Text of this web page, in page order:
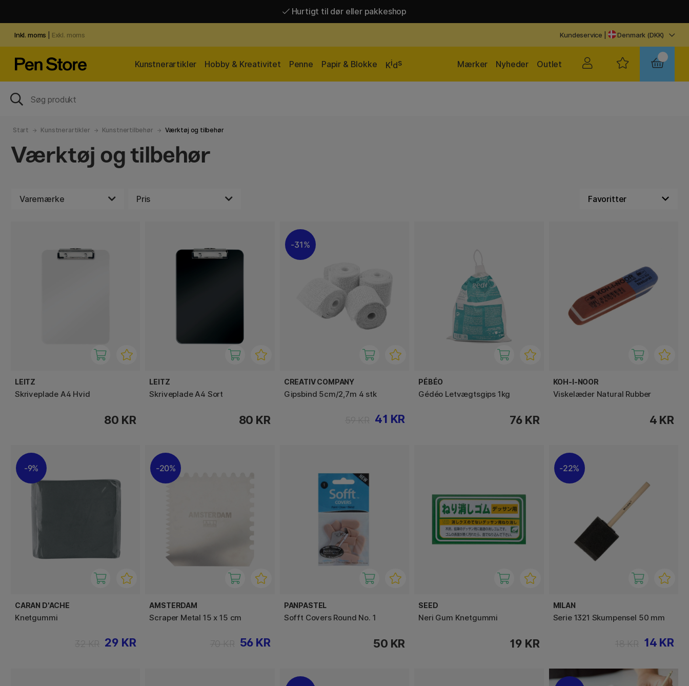
Hurtigt til dør eller pakkeshop
Inkl. moms Exkl. moms Kundeservice Denmark (DKK)
Kunstnerartikler Hobby & Kreativitet Penne Papir & Blokke Kids Outlet
Nyheder
Mærker
Start Kunstnerartikler Kunstnertilbehør Værktøj og tilbehør
Værktøj og tilbehør
Varemærke Pris
LEITZ
Skriveplade A4 Hvid
80 KR
LEITZ
Skriveplade A4 Sort
80 KR
31%
CREATIV COMPANY
Gipsbind 5cm/2,7m 4 stk
41 KR
PÉBÉO
Gédéo Letvægtsgips 1kg
76 KR
KOH-I-NOOR
Viskelæder Natural Rubber
4 KR
9%
CARAN D'ACHE
Knetgummi
29 KR
20%
AMSTERDAM
Scraper Metal 15 x 15 cm
56 KR
PANPASTEL
Sofft Covers Round No. 1
50 KR
SEED
Neri Gum Knetgummi
19 KR
22%
MILAN
Serie 1321 Skumpensel 50 mm
14 KR